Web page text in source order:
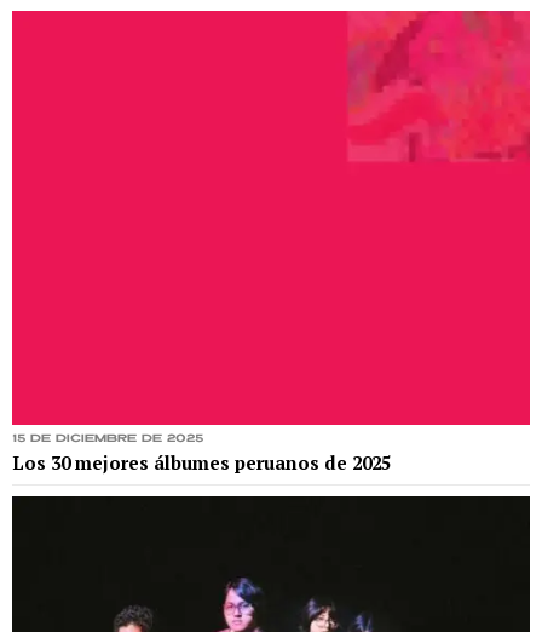
15 de diciembre de 2025
Los 30 mejores álbumes peruanos de 2025